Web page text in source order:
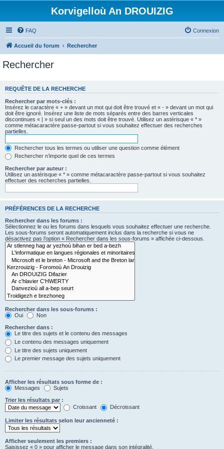
Korvigelloù An DROUIZIG
FAQ Connexion
Accueil du forum Rechercher
Rechercher
REQUÊTE DE LA RECHERCHE
Rechercher par mots-clés :
Insérez le caractère « + » devant un mot qui doit être trouvé et « - » devant un mot qui
doit être ignoré. Insérez une liste de mots séparés entre des barres verticales
discontinues « | » si seul un des mots doit être trouvé. Utilisez un astérisque « * »
comme métacaractère passe-partout si vous souhaitez effectuer des recherches
partielles.
Rechercher tous les termes ou utiliser une question comme élément
Rechercher n’importe quel de ces termes
Rechercher par auteur :
Utilisez un astérisque « * » comme métacaractère passe-partout si vous souhaitez
effectuer des recherches partielles.
PRÉFÉRENCES DE LA RECHERCHE
Rechercher dans les forums :
Sélectionnez le ou les forums dans lesquels vous souhaitez effectuer une recherche.
Les sous-forums seront automatiquement inclus dans la recherche si vous ne
désactivez pas l’option « Rechercher dans les sous-forums » affichée ci-dessous.
Rechercher dans les sous-forums :
Oui
Non
Rechercher dans :
Le titre des sujets et le contenu des messages
Le contenu des messages uniquement
Le titre des sujets uniquement
Le premier message des sujets uniquement
Afficher les résultats sous forme de :
Messages
Sujets
Trier les résultats par :
Croissant
Décroissant
Limiter les résultats selon leur ancienneté :
Afficher seulement les premiers :
Saisissez « 0 » pour afficher le message dans son intégralité.